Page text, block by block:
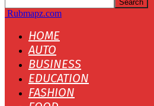
Rubmapz.com
HOME
AUTO
BUSINESS
EDUCATION
FASHION